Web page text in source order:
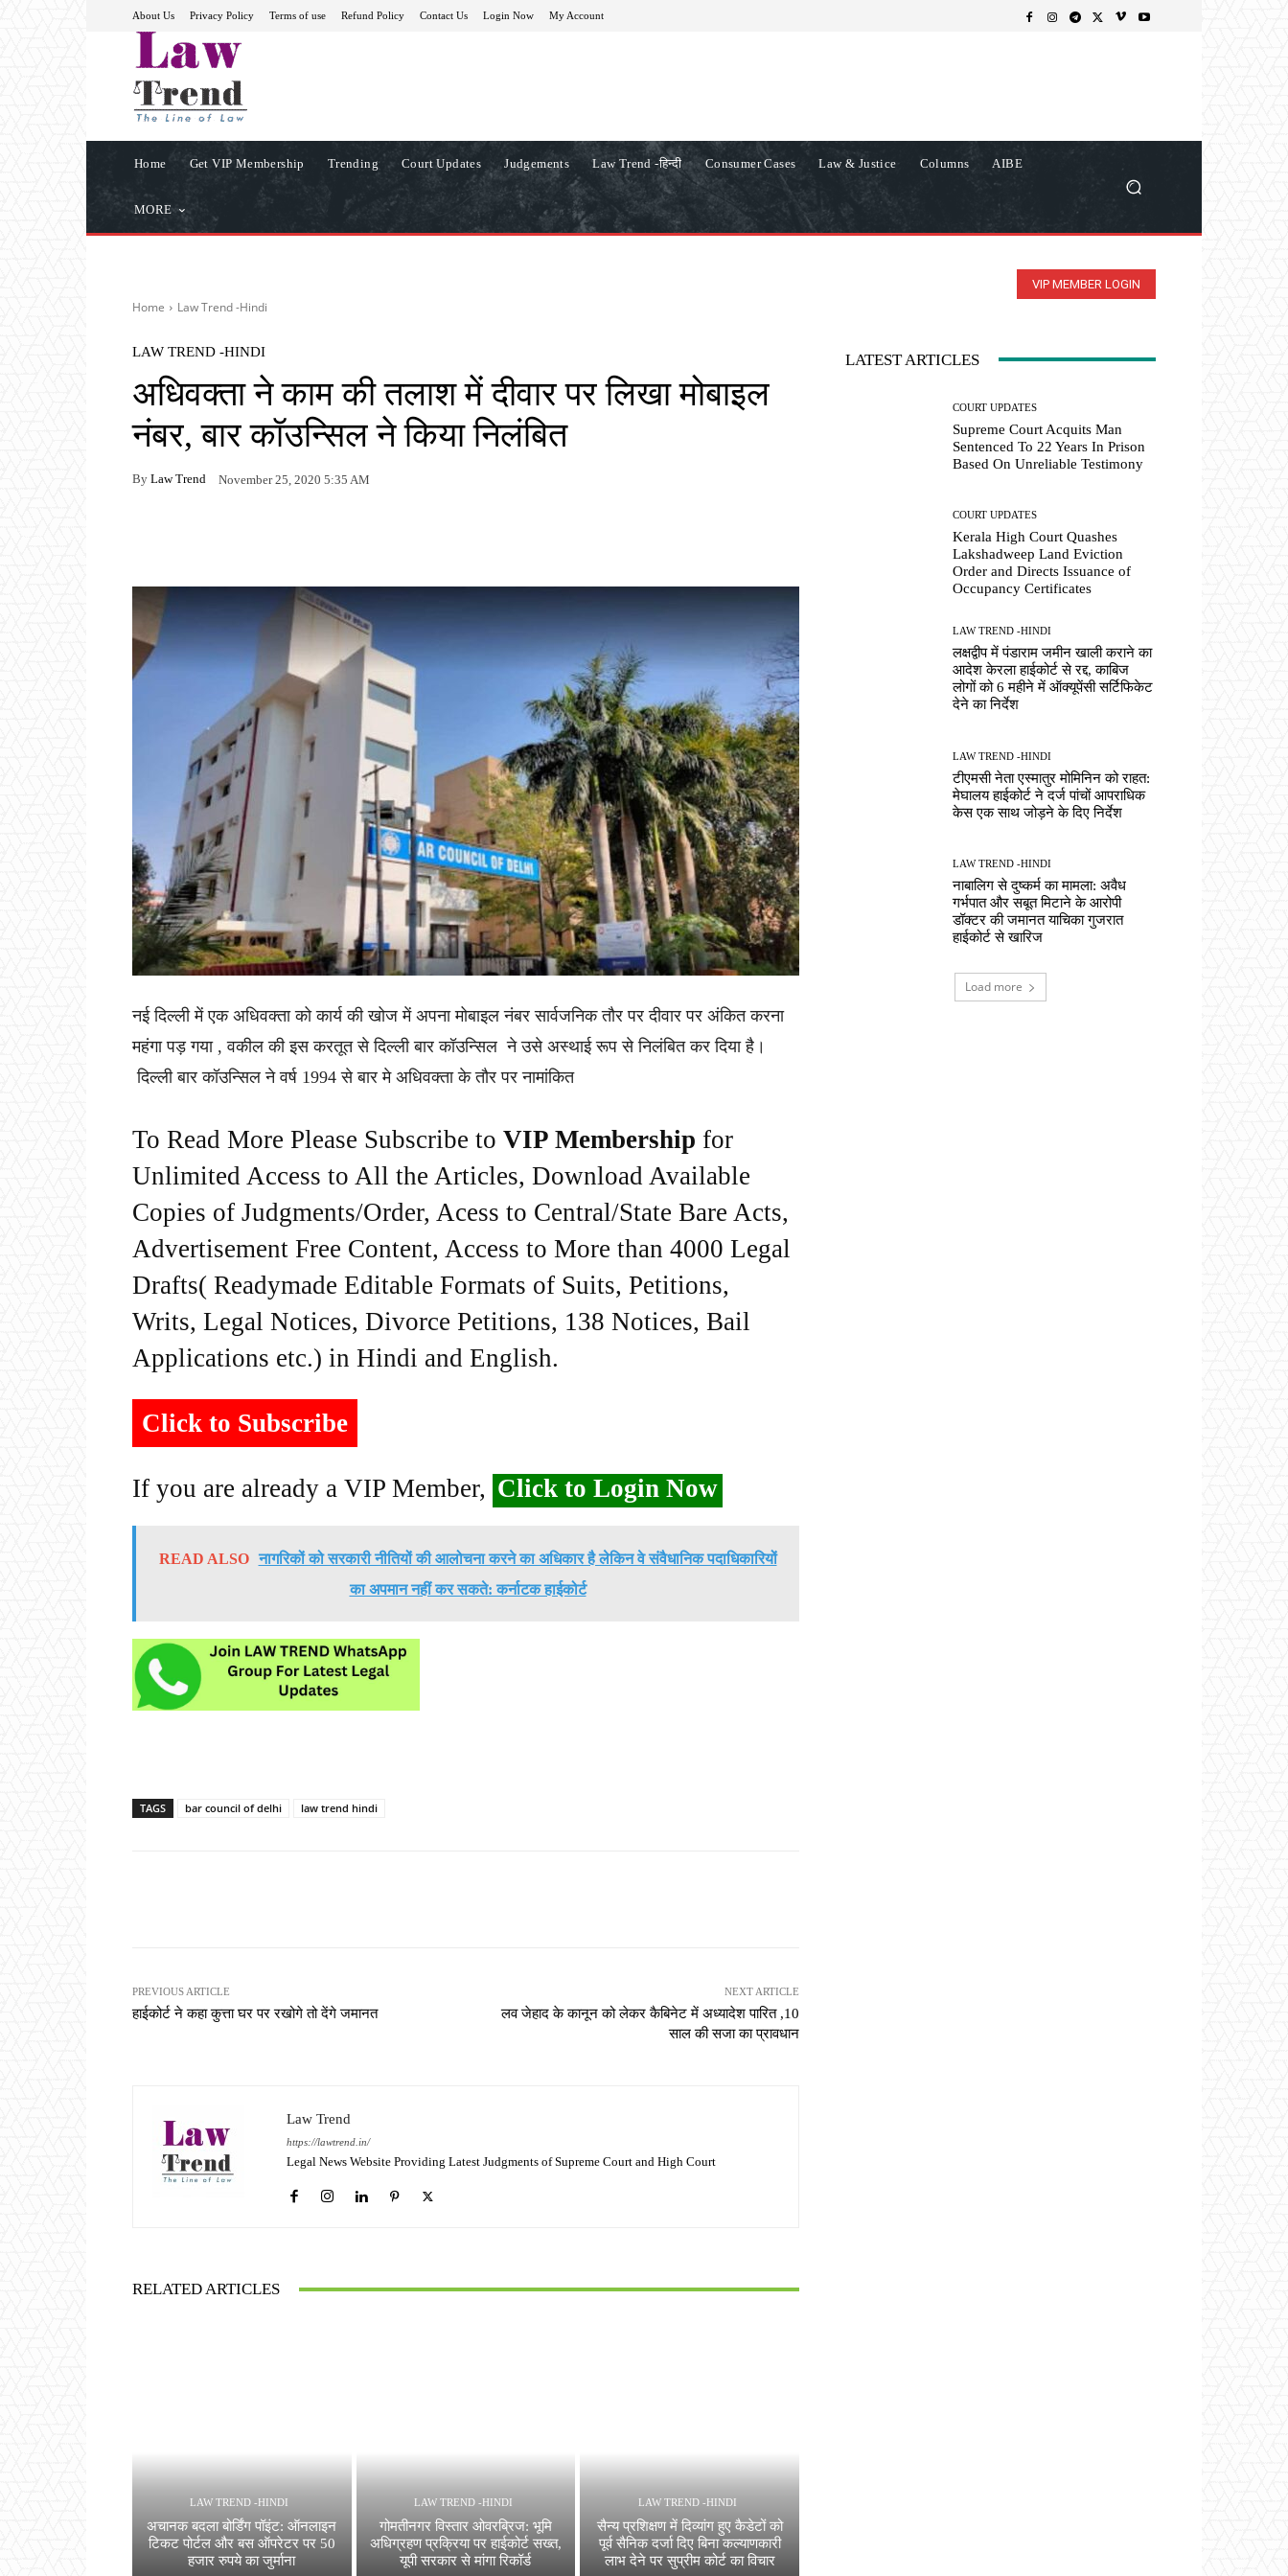
About Us Privacy Policy Terms of use Refund Policy Contact Us Login Now My Account
Home Get VIP Membership Trending Court Updates Judgements Law Trend -हिन्दी Consumer Cases Law & Justice Columns AIBE
MORE
VIP MEMBER LOGIN
Home Law Trend -Hindi
LAW TREND -HINDI
अधिवक्ता ने काम की तलाश में दीवार पर लिखा मोबाइल
नंबर, बार कॉउन्सिल ने किया निलंबित
By Law Trend November 25, 2020 5:35 AM
नई दिल्ली में एक अधिवक्ता को कार्य की खोज में अपना मोबाइल नंबर सार्वजनिक तौर पर दीवार पर अंकित करना
महंगा पड़ गया , वकील की इस करतूत से दिल्ली बार कॉउन्सिल ने उसे अस्थाई रूप से निलंबित कर दिया है।
दिल्ली बार कॉउन्सिल ने वर्ष 1994 से बार मे अधिवक्ता के तौर पर नामांकित
To Read More Please Subscribe to VIP Membership for
Unlimited Access to All the Articles, Download Available
Copies of Judgments/Order, Acess to Central/State Bare Acts,
Advertisement Free Content, Access to More than 4000 Legal
Drafts( Readymade Editable Formats of Suits, Petitions,
Writs, Legal Notices, Divorce Petitions, 138 Notices, Bail
Applications etc.) in Hindi and English.
Click to Subscribe
If you are already a VIP Member, Click to Login Now
READ ALSO नागरिकों को सरकारी नीतियों की आलोचना करने का अधिकार है लेकिन वे संवैधानिक पदाधिकारियों
का अपमान नहीं कर सकते: कर्नाटक हाईकोर्ट
TAGS bar council of delhi law trend hindi
PREVIOUS ARTICLE
हाईकोर्ट ने कहा कुत्ता घर पर रखोगे तो देंगे जमानत
NEXT ARTICLE
लव जेहाद के कानून को लेकर कैबिनेट में अध्यादेश पारित ,10
साल की सजा का प्रावधान
Law Trend
https://lawtrend.in/
Legal News Website Providing Latest Judgments of Supreme Court and High Court
RELATED ARTICLES
LAW TREND -HINDI
अचानक बदला बोर्डिंग पॉइंट: ऑनलाइन
टिकट पोर्टल और बस ऑपरेटर पर 50
हजार रुपये का जुर्माना
LAW TREND -HINDI
गोमतीनगर विस्तार ओवरब्रिज: भूमि
अधिग्रहण प्रक्रिया पर हाईकोर्ट सख्त,
यूपी सरकार से मांगा रिकॉर्ड
LAW TREND -HINDI
सैन्य प्रशिक्षण में दिव्यांग हुए कैडेटों को
पूर्व सैनिक दर्जा दिए बिना कल्याणकारी
लाभ देने पर सुप्रीम कोर्ट का विचार
LATEST ARTICLES
COURT UPDATES
Supreme Court Acquits Man
Sentenced To 22 Years In Prison
Based On Unreliable Testimony
COURT UPDATES
Kerala High Court Quashes
Lakshadweep Land Eviction
Order and Directs Issuance of
Occupancy Certificates
LAW TREND -HINDI
लक्षद्वीप में पंडाराम जमीन खाली कराने का
आदेश केरला हाईकोर्ट से रद्द, काबिज
लोगों को 6 महीने में ऑक्यूपेंसी सर्टिफिकेट
देने का निर्देश
LAW TREND -HINDI
टीएमसी नेता एस्मातुर मोमिनिन को राहत:
मेघालय हाईकोर्ट ने दर्ज पांचों आपराधिक
केस एक साथ जोड़ने के दिए निर्देश
LAW TREND -HINDI
नाबालिग से दुष्कर्म का मामला: अवैध
गर्भपात और सबूत मिटाने के आरोपी
डॉक्टर की जमानत याचिका गुजरात
हाईकोर्ट से खारिज
Load more